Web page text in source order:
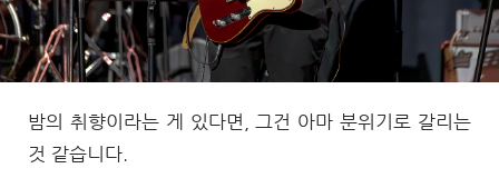
밤의 취향이라는 게 있다면, 그건 아마 분위기로 갈리는
것 같습니다.